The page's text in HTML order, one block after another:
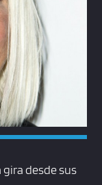
gira desde sus